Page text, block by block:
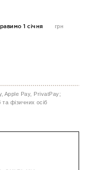
1 січня грн
Apple Pay, PrivatPay;
фізичних осіб